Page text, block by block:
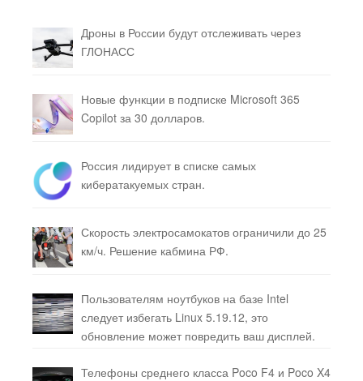
Дроны в России будут отслеживать через
ГЛОНАСС
Новые функции в подписке Microsoft 365
Copilot за 30 долларов.
Россия лидирует в списке самых
кибератакуемых стран.
Скорость электросамокатов ограничили до 25
км/ч. Решение кабмина РФ.
Пользователям ноутбуков на базе Intel
следует избегать Linux 5.19.12, это
обновление может повредить ваш дисплей.
Телефоны среднего класса Poco F4 и Poco X4